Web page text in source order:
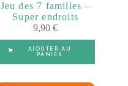
Jeu des 7 familles –
Super endroits
9,90€
AJOUTER AU
PANIER